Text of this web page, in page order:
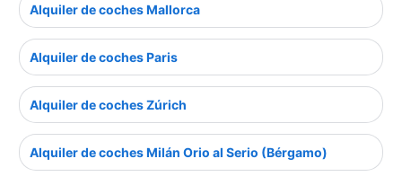
Alquiler de coches Mallorca
Alquiler de coches Paris
Alquiler de coches Zúrich
Alquiler de coches Milán Orio al Serio (Bérgamo)